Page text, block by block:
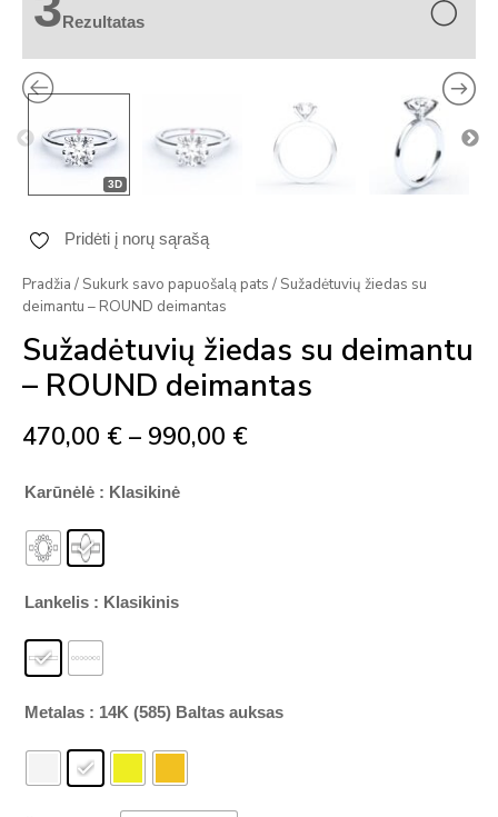
Rezultatas
3D
Pridėti į norų sąrašą
Pradžia /Sukurk savo papuošalą pats / Sužadėtuvių žiedas su
deimantu – ROUND deimantas
Sužadėtuvių žiedas su deimantu
– ROUND deimantas
470,00 € – 990,00 €
range:
through
990,00 €
Karūnėlė : Klasikinė
Lankelis : Klasikinis
Metalas : 14K (585) Baltas auksas